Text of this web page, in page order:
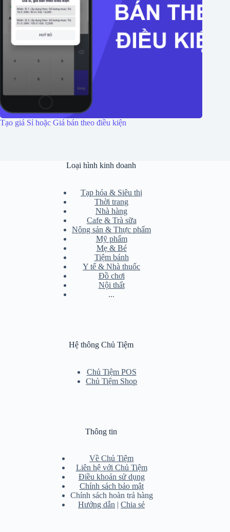
Tạo giá Sỉ hoặc Giá bán theo điều kiện
Loại hình kinh doanh
Tạp hóa & Siêu thị
Thời trang
Nhà hàng
Cafe & Trà sữa
Nông sản & Thực phẩm
Mỹ phẩm
Mẹ & Bé
Tiệm bánh
Y tế & Nhà thuốc
Đồ chơi
Nội thất
...
Hệ thông Chủ Tiệm
Chủ Tiệm POS
Chủ Tiệm Shop
Thông tin
Về Chủ Tiệm
Liên hệ với Chủ Tiệm
Điều khoản sử dụng
Chính sách bảo mật
Chính sách hoàn trả hàng
Hướng dẫn |Chia sẻ